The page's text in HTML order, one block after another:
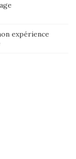
expérience